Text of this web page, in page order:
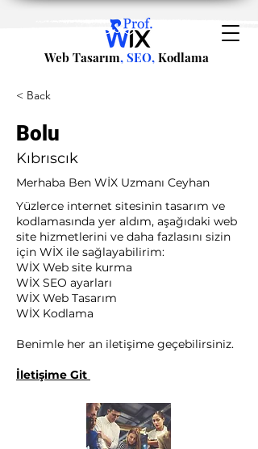
Web Tasarım, SEO, Kodlama
< Back
Bolu
Kıbrıscık
Merhaba Ben WİX Uzmanı Ceyhan
Yüzlerce internet sitesinin tasarım ve
kodlamasında yer aldım, aşağıdaki web
site hizmetlerini ve daha fazlasını sizin
için WİX ile sağlayabilirim:​ ​
WİX Web site kurma
WİX SEO ayarları
WİX Web Tasarım
WİX Kodlama ​
Benimle her an iletişime geçebilirsiniz.
İletişime Git